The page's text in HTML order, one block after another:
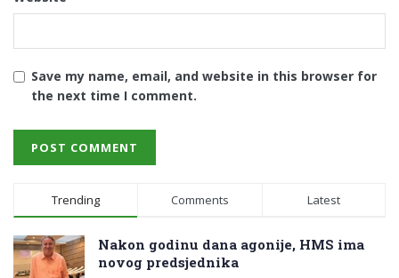
Save my name, email, and website in this browser for
the next time I comment.
Trending Comments Latest
Nakon godinu dana agonije, HMS ima
novog predsjednika